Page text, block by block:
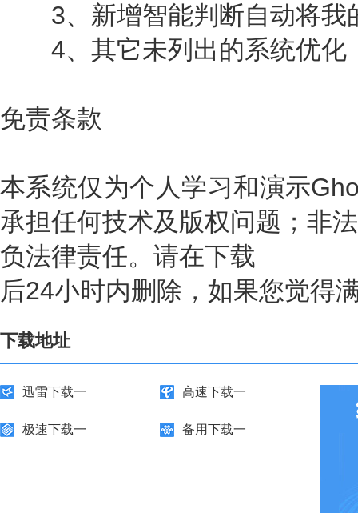
3、新增智能判断自动将我
4、其它未列出的系统优化
免责条款
本系统仅为个人学习和演示
承担任何技术及版权问题；非
负法律责任。请在下载
后24小时内删除，如果您觉得
下载地址
迅雷下载一 高速下载一
极速下载一 备用下载一